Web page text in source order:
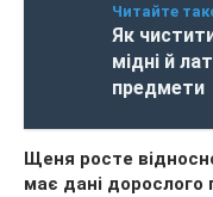
Читайте
Як
мідні й
предмети
Щеня росте
має дані дорослого